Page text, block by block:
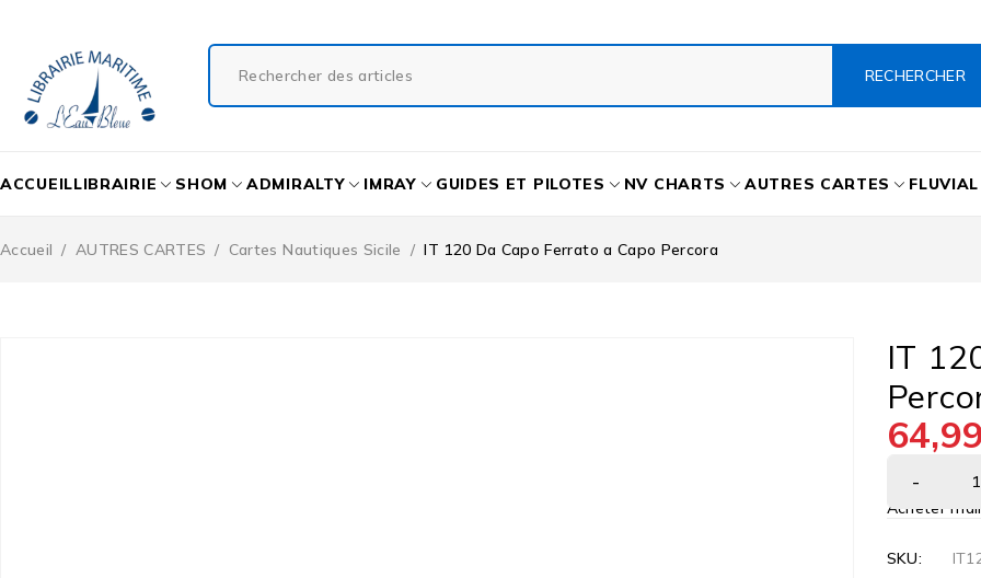
ACCUEILLIBRAIRIE SHOM ADMIRALTY IMRAY GUIDES ET PILOTES NV CHARTS AUTRES CARTES FLUVIAL
Accueil / AUTRES CARTES / Cartes Nautiques Sicile / IT 120 Da Capo Ferrato a Capo Percora
IT
Acheter
SKU: